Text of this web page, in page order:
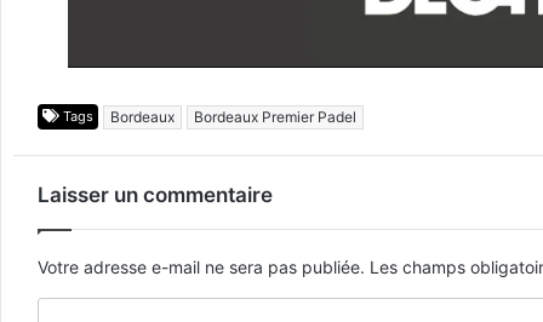
Tags Bordeaux Bordeaux Premier Padel
Laisser un commentaire
Votre adresse e-mail ne sera pas publiée. Les champs